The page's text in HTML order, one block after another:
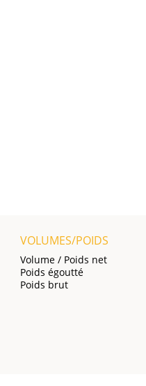
VOLUMES/POIDS
Volume / Poids net
Poids égoutté
Poids brut